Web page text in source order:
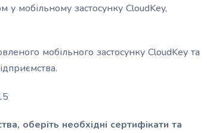
мобільному застосунку CloudKey,
мобільного застосунку CloudKey та
оберіть необхідні сертифікати та